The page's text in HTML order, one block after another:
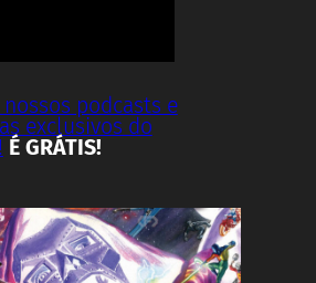
nossos podcasts e
exclusivos do
É GRÁTIS!